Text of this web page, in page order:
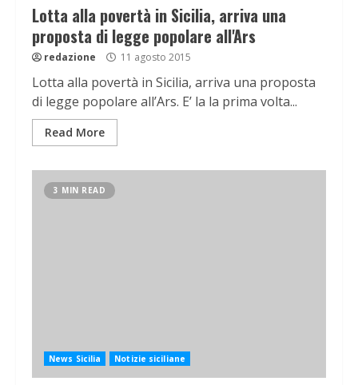
Lotta alla povertà in Sicilia, arriva una
proposta di legge popolare all'Ars
redazione 11 agosto 2015
Lotta alla povertà in Sicilia, arriva una proposta
di legge popolare all’Ars. E’ la la prima volta...
Read More
3 MIN READ
News Sicilia Notizie siciliane